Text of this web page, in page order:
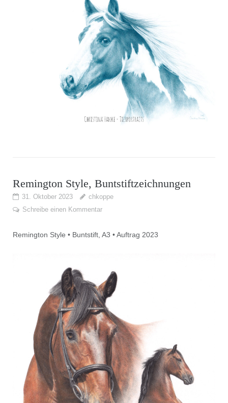
Remington Style, Buntstiftzeichnungen
31. Oktober 2023
chkoppe
Schreibe einen Kommentar
Remington Style • Buntstift, A3 • Auftrag 2023